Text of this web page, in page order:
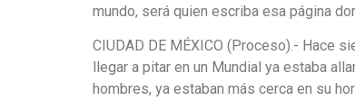
mundo, será quien escriba esa página
CIUDAD DE MÉXICO (Proceso).- Hace
llegar a pitar en un Mundial ya estaba
hombres, ya estaban más cerca en su